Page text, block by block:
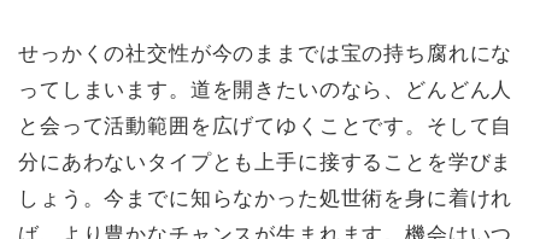
せっかくの社交性が今のままでは宝の持ち腐れにな
ってしまいます。道を開きたいのなら、どんどん人
と会って活動範囲を広げてゆくことです。そして自
分にあわないタイプとも上手に接することを学びま
しょう。今までに知らなかった処世術を身に着けれ